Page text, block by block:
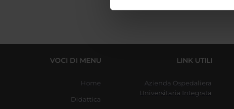
VOCI DI MENU
Home
Didattica
LINK UTILI
Azienda Ospedaliera
Universitaria Integrata